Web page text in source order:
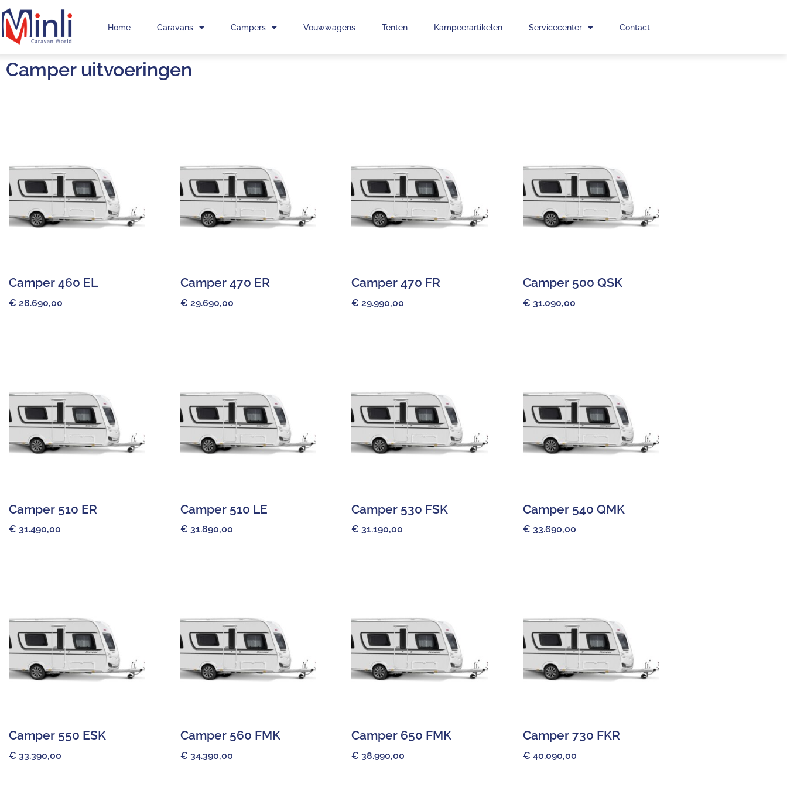
Home Caravans Campers Vouwwagens Tenten Kampeerartikelen Servicecenter Contact
Camper uitvoeringen
Camper 460 EL
€ 28.690,00
Camper 470 ER
€ 29.690,00
Camper 470 FR
€ 29.990,00
Camper 500 QSK
€ 31.090,00
Camper 510 ER
€ 31.490,00
Camper 510 LE
€ 31.890,00
Camper 530 FSK
€ 31.190,00
Camper 540 QMK
€ 33.690,00
Camper 550 ESK
€ 33.390,00
Camper 560 FMK
€ 34.390,00
Camper 650 FMK
€ 38.990,00
Camper 730 FKR
€ 40.090,00